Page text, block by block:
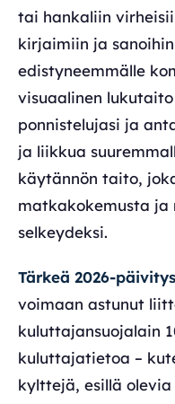
tai hankaliin
kirjaimiin ja
edistyneemmälle
visuaalinen
ponnistelujasi ja
ja liikkua
käytännön taito,
matkakokemusta ja
selkeydeksi.
Tärkeä 2026-
voimaan astunut
kuluttajansuojalain
kuluttajatietoa –
kylttejä, esillä